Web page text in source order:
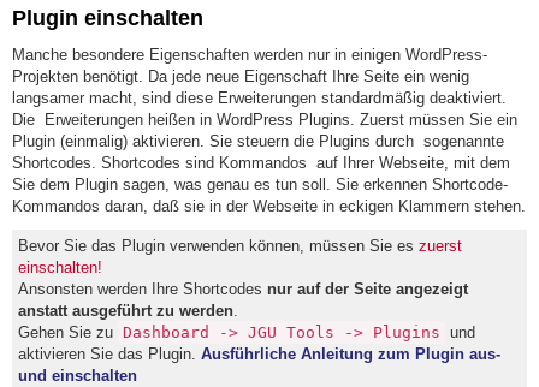
Plugin einschalten
Manche besondere Eigenschaften werden nur in einigen WordPress-
Projekten benötigt. Da jede neue Eigenschaft Ihre Seite ein wenig
langsamer macht, sind diese Erweiterungen standardmäßig deaktiviert.
Die Erweiterungen heißen in WordPress Plugins. Zuerst müssen Sie ein
Plugin (einmalig) aktivieren. Sie steuern die Plugins durch sogenannte
Shortcodes. Shortcodes sind Kommandos auf Ihrer Webseite, mit dem
Sie dem Plugin sagen, was genau es tun soll. Sie erkennen Shortcode-
Kommandos daran, daß sie in der Webseite in eckigen Klammern stehen.
Bevor Sie das Plugin verwenden können, müssen Sie eszuerst
einschalten!
Ansonsten werden Ihre Shortcodes nur auf der Seite angezeigt
anstatt ausgeführt zu werden.
Gehen Sie zu Dashboard -> JGU Tools -> Plugins und
aktivieren Sie das Plugin. Ausführliche Anleitung zum Plugin aus-
und einschalten